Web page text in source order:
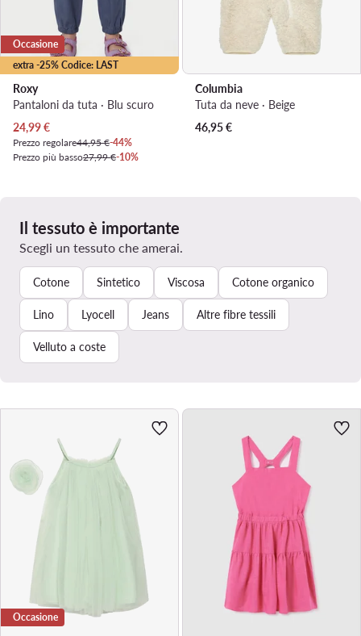
extra -25% Codice: LAST
Occasione
Roxy
Pantaloni da tuta · Blu scuro
Prezzo attuale
24,99€
Prezzo regolare44,95 €-44%
Prezzo più basso27,99 €-10%
Columbia
Tuta da neve · Beige
46,95€
Il tessuto è importante
Scegli un tessuto che amerai.
Cotone Sintetico Viscosa Cotone organico
Lino Lyocell Jeans Altre fibre tessili
Velluto a coste
Occasione